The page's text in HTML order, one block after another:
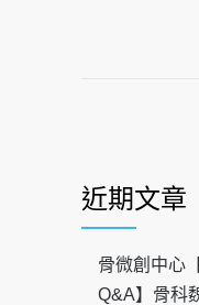
近期文章
骨微創中心
Q&A】骨科